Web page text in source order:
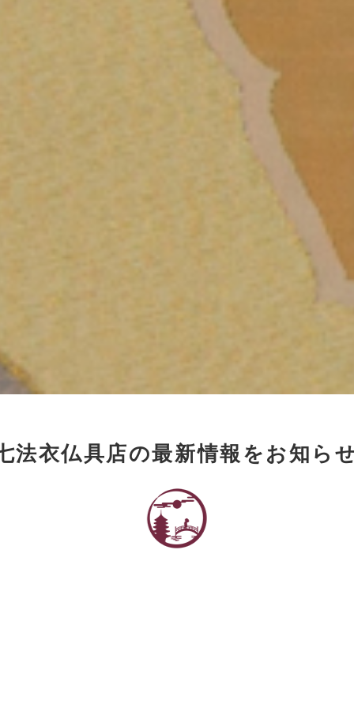
法衣仏具店の最新情報をお知ら